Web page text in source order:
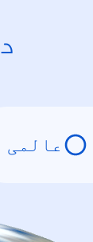
عالمی